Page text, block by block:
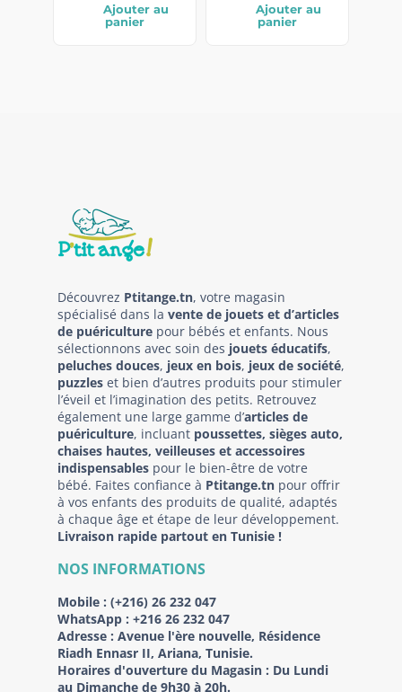
Ajouter au
panier
Ajouter au
panier
Découvrez Ptitange.tn, votre magasin
spécialisé dans la vente de jouets et d’articles
de puériculture pour bébés et enfants. Nous
sélectionnons avec soin des jouets éducatifs,
peluches douces, jeux en bois, jeux de société,
puzzles et bien d’autres produits pour stimuler
l’éveil et l’imagination des petits. Retrouvez
également une large gamme d’articles de
puériculture, incluant poussettes, sièges auto,
chaises hautes, veilleuses et accessoires
indispensables pour le bien-être de votre
bébé. Faites confiance à Ptitange.tn pour offrir
à vos enfants des produits de qualité, adaptés
à chaque âge et étape de leur développement.
Livraison rapide partout en Tunisie !
NOS INFORMATIONS
Mobile : (+216) 26 232 047
WhatsApp : +216 26 232 047
Adresse : Avenue l'ère nouvelle, Résidence
Riadh Ennasr II, Ariana, Tunisie.
Horaires d'ouverture du Magasin : Du Lundi
au Dimanche de 9h30 à 20h.